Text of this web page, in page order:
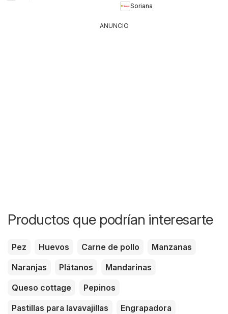
Soriana
ANUNCIO
Productos que podrían interesarte
Pez Huevos Carne de pollo
Manzanas
Naranjas
Plátanos
Mandarinas
Queso cottage
Pepinos
Pastillas para lavavajillas
Engrapadora